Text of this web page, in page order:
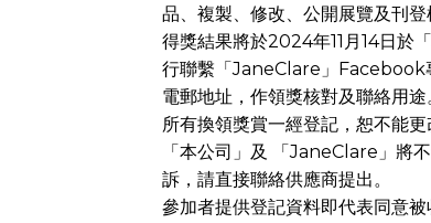
品、複製、修改、公開展覽及刊
得獎結果將於2024年11月14日
行聯繫「JaneClare」
電郵地址，作領獎核對及聯絡用
所有換領獎賞一經登記，恕不能
「本公司」及 「JaneClare」將
訴，請直接聯絡供應商提出。
參加者提供登記資料即代表同意